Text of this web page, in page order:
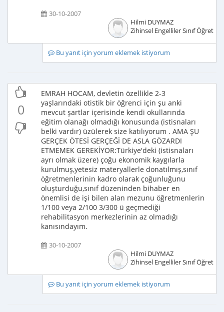
30-10-2007
Hilmi DUYMAZ
Zihinsel Engelliler Sınıf
Bu yanıt için yorum eklemek istiyorum
0
EMRAH HOCAM, devletin özellikle 2-3
yaşlarındaki otistik bir öğrenci için şu anki
mevcut şartlar içerisinde kendi okullarında
eğitim olanağı olmadığı konusunda (istisnaları
belki vardır) üzülerek size katılıyorum . AMA ŞU
GERÇEK ÖTESİ GERÇEĞİ DE ASLA GÖZARDI
ETMEMEK GEREKİYOR:Türkiye'deki (istisnaları
ayrı olmak üzere) çoğu ekonomik kaygılarla
kurulmuş,yetesiz materyallerle donatılmış,sınıf
öğretmenlerinin kadro olarak çoğunluğunu
oluşturduğu,sınıf düzeninden bihaber en
önemlisi de işi bilen alan mezunu öğretmenlerin
1/100 veya 2/100 3/300 ü geçmediği
rehabilitasyon merkezlerinin az olmadığı
kanısındayım.
30-10-2007
Hilmi DUYMAZ
Zihinsel Engelliler Sınıf
Bu yanıt için yorum eklemek istiyorum